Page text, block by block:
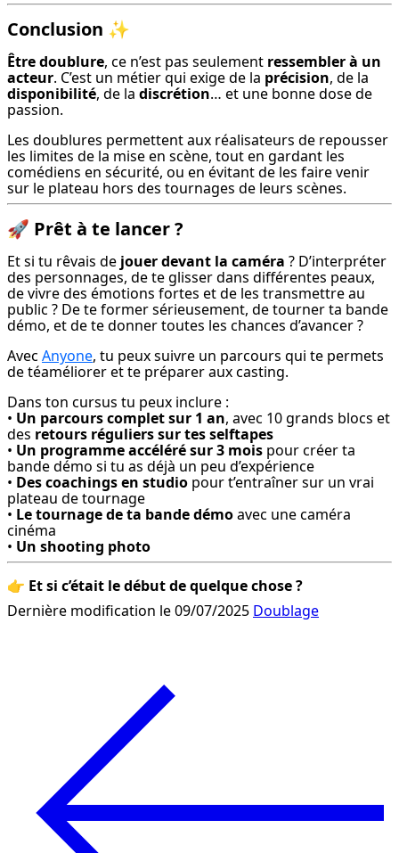
Conclusion ✨
Être doublure, ce n’est pas seulement ressembler à un
acteur. C’est un métier qui exige de la précision
disponibilité, de la discrétion… et une bonne dose de
passion.
Les doublures permettent aux réalisateurs de repousser
les limites de la mise en scène, tout en gardant les
comédiens en sécurité, ou en évitant de les faire venir
sur le plateau hors des tournages de leurs scènes.
🚀 Prêt à te lancer ?
Et si tu rêvais de jouer devant la caméra ? D’interpréter
des personnages, de te glisser dans différentes peaux,
de vivre des émotions fortes et de les transmettre au
public ? De te former sérieusement, de tourner ta bande
démo, et de te donner toutes les chances d’avancer ?
Avec Anyone, tu peux suivre un parcours qui te permets
de téaméliorer et te préparer aux casting.
Dans ton cursus tu peux inclure :
• Un parcours complet sur 1 an, avec 10 grands blocs et
des retours réguliers sur tes selftapes
• Un programme accéléré sur 3 mois pour créer ta
bande démo si tu as déjà un peu d’expérience
• Des coachings en studio pour t’entraîner sur un vrai
plateau de tournage
• Le tournage de ta bande démo avec une caméra
cinéma
• Un shooting photo
👉 Et si c’était le début de quelque chose ?
Dernière modification le 09/07/2025 Doublage